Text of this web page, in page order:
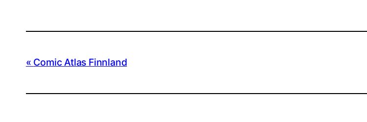
Comic Atlas Finnland